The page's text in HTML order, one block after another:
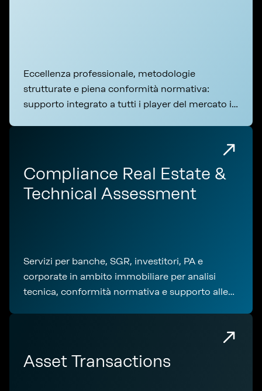
Eccellenza professionale, metodologie
strutturate e piena conformità normativa:
supporto integrato a tutti i player del mercato in
Compliance Real Estate &
Technical Assessment
Servizi per banche, SGR, investitori, PA e
corporate in ambito immobiliare per analisi
tecnica, conformità normativa e supporto alle
Asset Transactions